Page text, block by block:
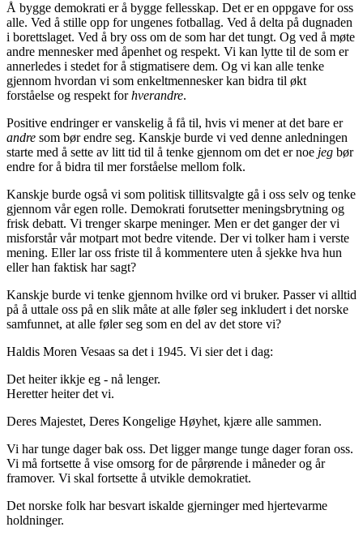
Å bygge demokrati er å bygge fellesskap. Det er en oppgave for oss
alle. Ved å stille opp for ungenes fotballag. Ved å delta på dugnaden
i borettslaget. Ved å bry oss om de som har det tungt. Og ved å møte
andre mennesker med åpenhet og respekt. Vi kan lytte til de som er
annerledes i stedet for å stigmatisere dem. Og vi kan alle tenke
gjennom hvordan vi som enkeltmennesker kan bidra til økt
forståelse og respekt forhverandre.
Positive endringer er vanskelig å få til, hvis vi mener at det bare er
andre som bør endre seg. Kanskje burde vi ved denne anledningen
starte med å sette av litt tid til å tenke gjennom om det er noe jeg bør
endre for å bidra til mer forståelse mellom folk.
Kanskje burde også vi som politisk tillitsvalgte gå i oss selv og tenke
gjennom vår egen rolle. Demokrati forutsetter meningsbrytning og
frisk debatt. Vi trenger skarpe meninger. Men er det ganger der vi
misforstår vår motpart mot bedre vitende. Der vi tolker ham i verste
mening. Eller lar oss friste til å kommentere uten å sjekke hva hun
eller han faktisk har sagt?
Kanskje burde vi tenke gjennom hvilke ord vi bruker. Passer vi alltid
på å uttale oss på en slik måte at alle føler seg inkludert i det norske
samfunnet, at alle føler seg som en del av det store vi?
Haldis Moren Vesaas sa det i 1945. Vi sier det i dag:
Det heiter ikkje eg - nå lenger.
Heretter heiter det vi.
Deres Majestet, Deres Kongelige Høyhet, kjære alle sammen.
Vi har tunge dager bak oss. Det ligger mange tunge dager foran oss.
Vi må fortsette å vise omsorg for de pårørende i måneder og år
framover. Vi skal fortsette å utvikle demokratiet.
Det norske folk har besvart iskalde gjerninger med hjertevarme
holdninger.